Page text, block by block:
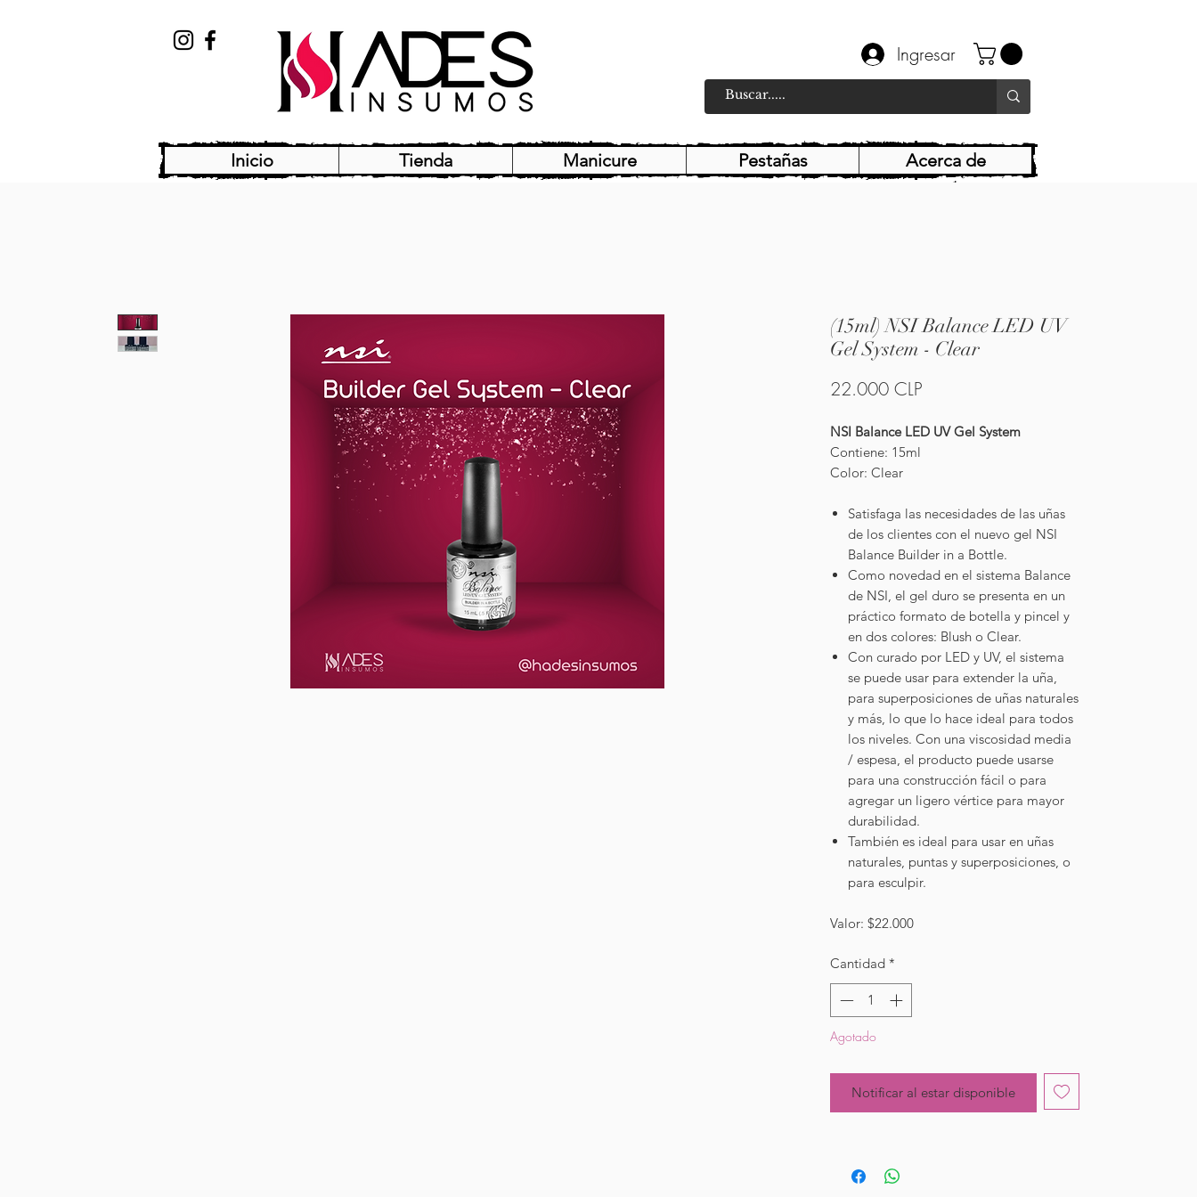
Ingresar
Inicio Tienda Manicure Pestañas Acerca de
(15ml) NSI Balance LED UV
Gel System - Clear
22.000 CLPPrecio
NSI Balance LED UV Gel System
Contiene: 15ml
Color: Clear
Satisfaga las necesidades de las uñas
de los clientes con el nuevo gel NSI
Balance Builder in a Bottle.
Como novedad en el sistema Balance
de NSI, el gel duro se presenta en un
práctico formato de botella y pincel y
en dos colores: Blush o Clear.
Con curado por LED y UV, el sistema
se puede usar para extender la uña,
para superposiciones de uñas naturales
y más, lo que lo hace ideal para todos
los niveles. Con una viscosidad media
/ espesa, el producto puede usarse
para una construcción fácil o para
agregar un ligero vértice para mayor
durabilidad.
También es ideal para usar en uñas
naturales, puntas y superposiciones, o
para esculpir.
Valor: $22.000
Cantidad *
Agotado
Notificar al estar disponible